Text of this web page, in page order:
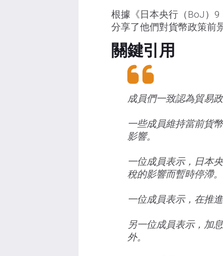
根據《日本央行（BoJ）
分享了他們對貨幣政策前
關鍵引用
成員們一致認為貿易
一些成員維持當前貨
影響。
一位成員表示，日本
稅的影響而暫時停滯。
一位成員表示，在推
另一位成員表示，加
外。